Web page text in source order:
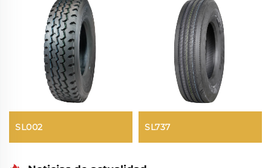
SL002 SL737